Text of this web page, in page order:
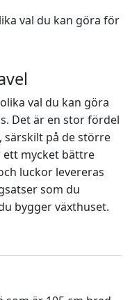
val du kan göra för
val du kan göra
Det är en stor fördel
särskilt på de större
ett mycket bättre
luckor levereras
som du
bygger växthuset.